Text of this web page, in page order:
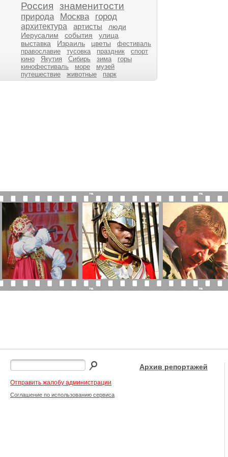
Россия знаменитости
природа Москва город
архитектура артисты
люди
Иерусалим
события
улица
выставка
Израиль цветы
фестиваль
православие
тусовка праздник
спорт
кино
Якутия Сибирь зима
горы
кинофестиваль
море
музей
путешествие
животные парк
Отправить жалобу администрации
Соглашение по использованию сервиса
Архив репортажей